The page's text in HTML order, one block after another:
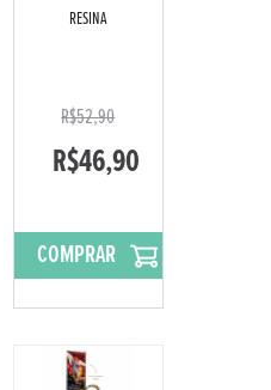
RESINA
R$52,90
R$46,90
COMPRAR